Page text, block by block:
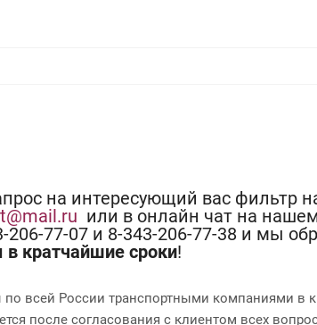
на интересующий вас фильтр
или в онлайн чат на
77-07 и 8-343-206-77-38 и мы
кратчайшие сроки!
всей России транспортными компаниями в
после согласования с клиентом всех